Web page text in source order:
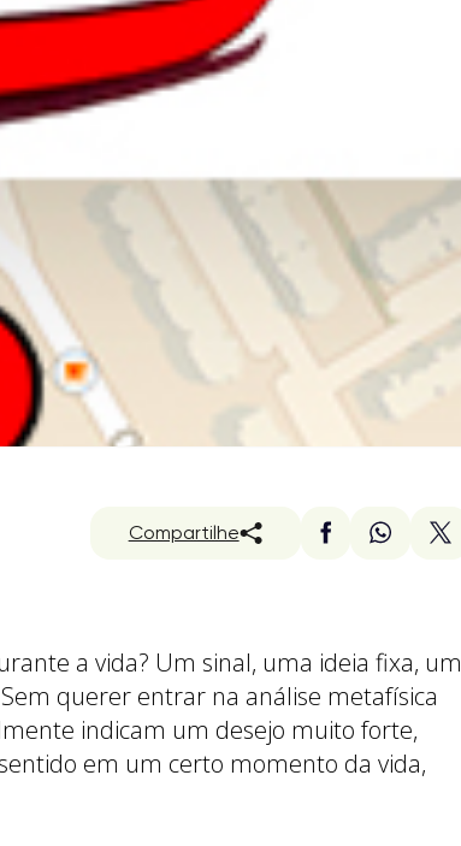
Compartilhe
a vida? Um sinal, uma ideia fixa, um
querer entrar na análise metafísica
indicam um desejo muito forte,
em um certo momento da vida,